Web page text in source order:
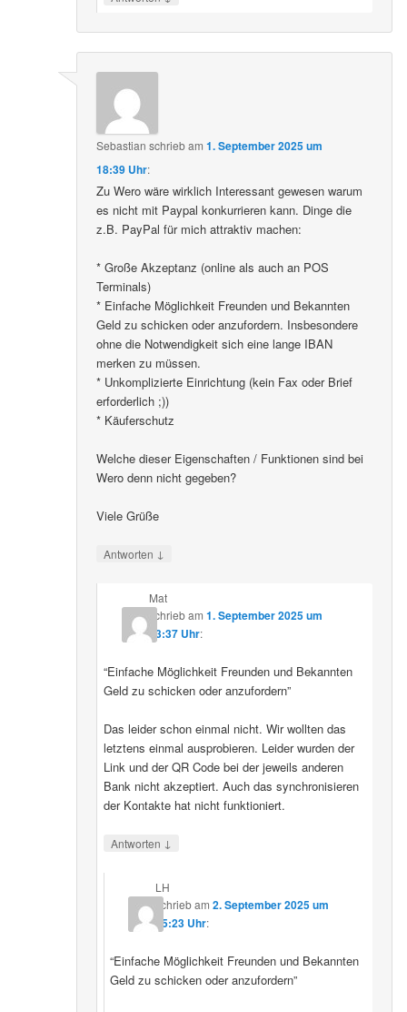
Sebastian schriebam1. September 2025 um
18:39 Uhr:
Zu Wero wäre wirklich Interessant gewesen warum
es nicht mit Paypal konkurrieren kann. Dinge die
z.B. PayPal für mich attraktiv machen:
* Große Akzeptanz (online als auch an POS
Terminals)
* Einfache Möglichkeit Freunden und Bekannten
Geld zu schicken oder anzufordern. Insbesondere
ohne die Notwendigkeit sich eine lange IBAN
merken zu müssen.
* Unkomplizierte Einrichtung (kein Fax oder Brief
erforderlich ;))
* Käuferschutz
Welche dieser Eigenschaften / Funktionen sind bei
Wero denn nicht gegeben?
Viele Grüße
Antworten ↓
Mat
schriebam 1. September 2025 um
23:37 Uhr:
“Einfache Möglichkeit Freunden und Bekannten
Geld zu schicken oder anzufordern”
Das leider schon einmal nicht. Wir wollten das
letztens einmal ausprobieren. Leider wurden der
Link und der QR Code bei der jeweils anderen
Bank nicht akzeptiert. Auch das synchronisieren
der Kontakte hat nicht funktioniert.
Antworten ↓
LH
schriebam2. September 2025 um
15:23 Uhr:
“Einfache Möglichkeit Freunden und Bekannten
Geld zu schicken oder anzufordern”